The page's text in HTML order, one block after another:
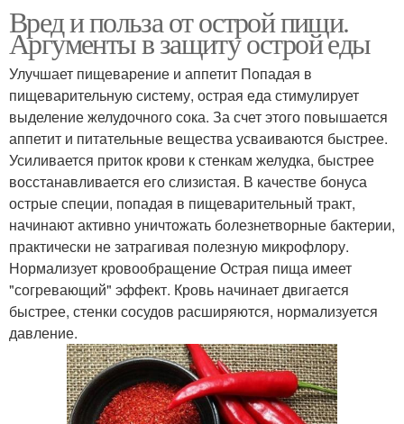
Вред и польза от острой пищи.
Аргументы в защиту острой еды
Улучшает пищеварение и аппетит Попадая в
пищеварительную систему, острая еда стимулирует
выделение желудочного сока. За счет этого повышается
аппетит и питательные вещества усваиваются быстрее.
Усиливается приток крови к стенкам желудка, быстрее
восстанавливается его слизистая. В качестве бонуса
острые специи, попадая в пищеварительный тракт,
начинают активно уничтожать болезнетворные бактерии,
практически не затрагивая полезную микрофлору.
Нормализует кровообращение Острая пища имеет
"согревающий" эффект. Кровь начинает двигается
быстрее, стенки сосудов расширяются, нормализуется
давление.